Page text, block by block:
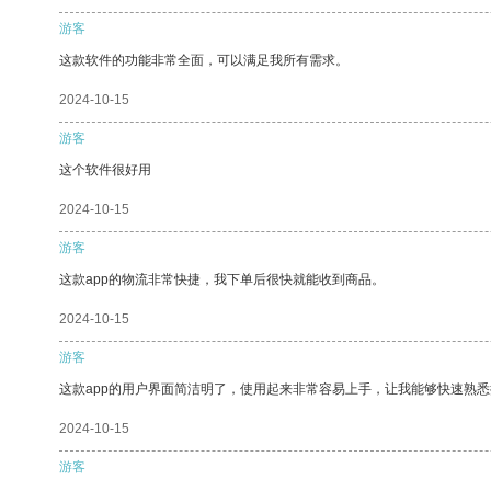
游客
这款软件的功能非常全面，可以满足我所有需求。
2024-10-15
游客
这个软件很好用
2024-10-15
游客
这款app的物流非常快捷，我下单后很快就能收到商品。
2024-10-15
游客
这款app的用户界面简洁明了，使用起来非常容易上手，让我能够快速熟
2024-10-15
游客